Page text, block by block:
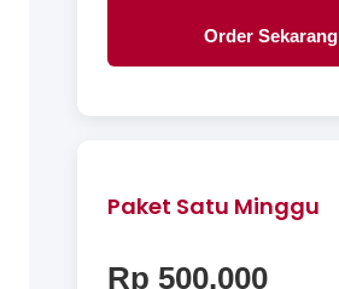
Order Sekarang
Paket Satu Minggu
Rp 500.000